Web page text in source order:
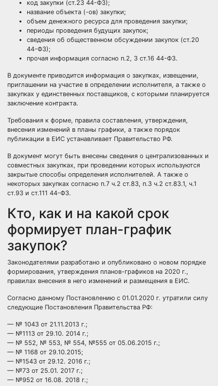
код закупки (ст.23 44-ФЗ);
название объекта (-ов) закупки;
объем денежного ресурса для проведения закупки;
периоды проведения будущих закупок;
сведения об общественном обсуждении закупок (ст.20
44-ФЗ);
прочая информация согласно п.2, 3 ст.16 44-ФЗ.
В документе приводится информация о закупках, извещении,
приглашении на участие в определении исполнителя, а также о
закупках у единственных поставщиков, с которыми планируется
заключение контракта.
Требования к форме, правила составления, утверждения,
внесения изменений в планы графики, а также порядок
публикации в ЕИС устанавливает Правительство РФ.
В документ могут быть внесены сведения о централизованных и
совместных закупках, при проведении которых используются
закрытые способы определения исполнителей. А также о
некоторых закупках согласно п.7 ч.2 ст.83, п.3 ч.2 ст.83.1, ч.1
ст.93 и ст.111 44-ФЗ.
Кто, как и на какой срок
формирует план-график
закупок?
Законодателями разработано и опубликовано о новом порядке
формирования, утверждения планов-графиков на 2020 г.,
правилах внесения в него изменений и размещения в ЕИС.
Согласно данному Постановлению с 01.01.2020 г. утратили силу
следующие Постановления Правительства РФ:
— № 1043 от 21.11.2013 г.;
— №1113 от 29.10. 2014 г.;
— № 552, № 553, № 554, №555 от 05.06.2015 г.;
— № 1168 от 29.10.2015;
— №1543 от 29.12. 2016 г.;
— №73 от 25.01. 2017 г.;
— №952 от 16.08. 2018 г.;